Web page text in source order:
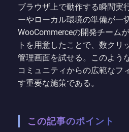
ブラウザ上で動作する瞬間実
ーやローカル環境の準備が一
WooCommerceの開発チーム
トを用意したことで、数クリ
管理画面を試せる。このよう
コミュニティからの広範なフ
す重要な施策である。
この記事のポイント